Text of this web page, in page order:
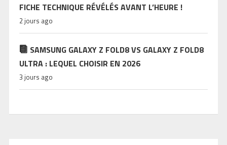
FICHE TECHNIQUE RÉVÉLÉS AVANT L’HEURE !
2 jours ago
SAMSUNG GALAXY Z FOLD8 VS GALAXY Z FOLD8
ULTRA : LEQUEL CHOISIR EN 2026
3 jours ago